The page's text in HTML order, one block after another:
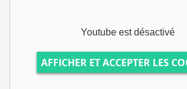
Youtube est désactivé
AFFICHER ET ACCEPTER LES